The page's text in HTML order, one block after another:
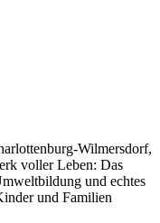
Wilmersdorf,
voller Leben: Das
und echtes
und Familien